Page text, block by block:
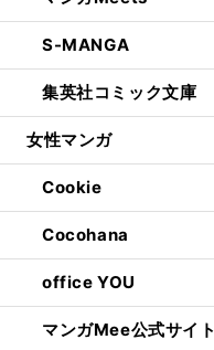
S-MANGA
集英社コミック文庫
女性マンガ
Cookie
Cocohana
office YOU
マンガMee公式サイト